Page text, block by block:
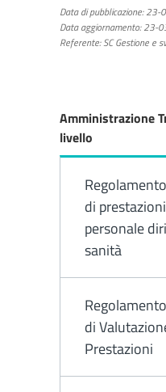
Data di pubblicazione:23-
Data aggiornamento:23-
Referente:SC Gestione e
Amministrazione
livello
di
personale
sanità
di
Prestazioni